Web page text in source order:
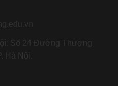
Số 24 Đường Thượng
Hà Nội.